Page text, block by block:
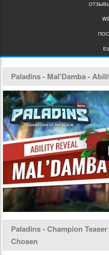
Paladins - Mal'Damba -
Paladins - Champion
Chosen